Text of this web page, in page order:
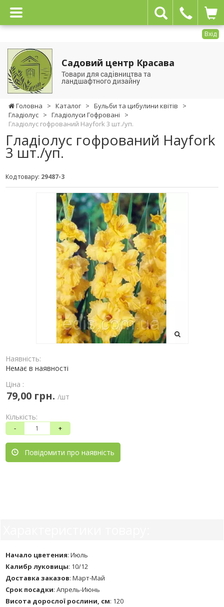
Вхід
Садовий центр Красава
Товари для садівництва та
ландшафтного дизайну
Головна > Каталог > Бульби та цибулини квітів
>
Гладіолус > Гладіолуси Гофровані
>
Гладіолус гофрований Hayfork 3 шт./уп.
Гладіолус гофрований Hayfork
3 шт./уп.
Код товару: 29487-3
Наявність:
Немає в наявності
Ціна :
79,00 грн. /шт
Кількість:
- +
Повідомити про наявність
Начало цветения: Июль
Калибр луковицы: 10/12
Доставка заказов: Март-Май
Срок посадки: Апрель-Июнь
Висота дорослої рослини, см: 120